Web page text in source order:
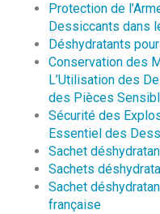
Protection de
Dessiccants dans
Déshydratants
Conservation des
L’Utilisation des
des Pièces
Sécurité des
Essentiel des
Sachet
Sachets
Sachet
française